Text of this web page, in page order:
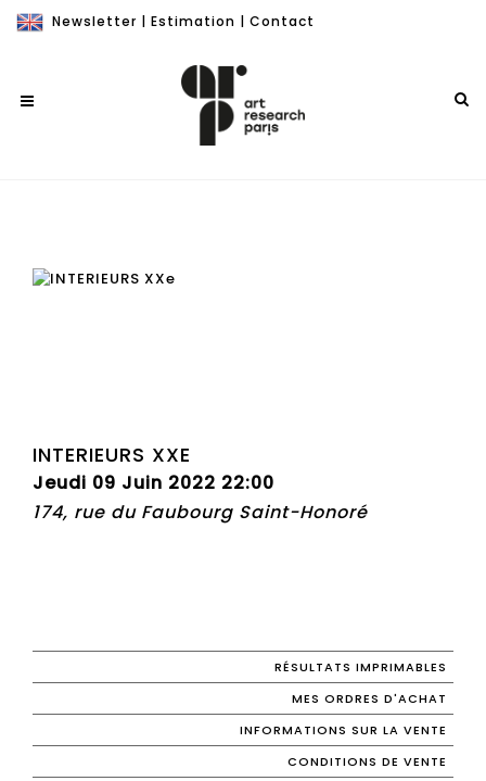
Newsletter | Estimation | Contact
INTERIEURS XXE
Jeudi 09 Juin 2022 22:00
174, rue du Faubourg Saint-Honoré
RÉSULTATS IMPRIMABLES
MES ORDRES D'ACHAT
INFORMATIONS SUR LA VENTE
CONDITIONS DE VENTE